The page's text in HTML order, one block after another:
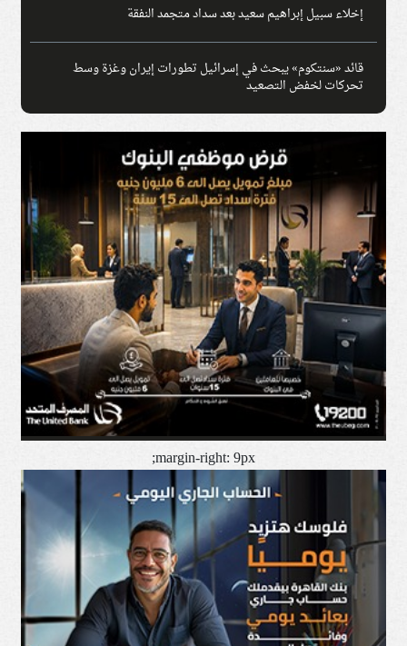
إخلاء سبيل إبراهيم سعيد بعد سداد متجمد النفقة
قائد «سنتكوم» يبحث في إسرائيل تطورات إيران وغزة وسط
تحركات لخفض التصعيد
margin-right: 9px;